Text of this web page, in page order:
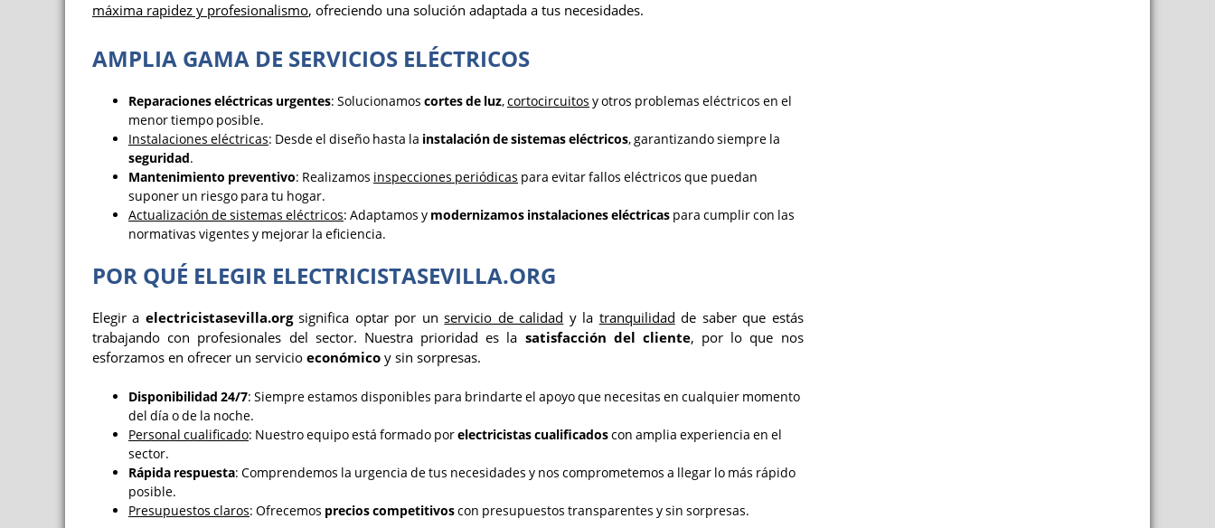
máxima rapidez y profesionalismo, ofreciendo una solución adaptada a tus necesidades.
AMPLIA GAMA DE SERVICIOS ELÉCTRICOS
Reparaciones eléctricas urgentes: Solucionamos cortes de luz,cortocircuitos y otros problemas eléctricos en el
menor tiempo posible.
Instalaciones eléctricas: Desde el diseño hasta la instalación de sistemas eléctricos, garantizando siempre la
seguridad.
Mantenimiento preventivo: Realizamos inspecciones periódicas para evitar fallos eléctricos que puedan
suponer un riesgo para tu hogar.
Actualización de sistemas eléctricos: Adaptamos y modernizamos instalaciones eléctricas para cumplir con las
normativas vigentes y mejorar la eficiencia.
POR QUÉ ELEGIR ELECTRICISTASEVILLA.ORG
Elegir a electricistasevilla.orgsignifica optar por unservicio de calidad y la tranquilidad de saber que estás
trabajando con profesionales del sector. Nuestra prioridad es la satisfacción del cliente, por lo que nos
esforzamos en ofrecer un servicio económico y sin sorpresas.
Disponibilidad 24/7: Siempre estamos disponibles para brindarte el apoyo que necesitas en cualquier momento
del día o de la noche.
Personal cualificado: Nuestro equipo está formado porelectricistas cualificadoscon amplia experiencia en el
sector.
Rápida respuesta: Comprendemos la urgencia de tus necesidades y nos comprometemos a llegar lo más rápido
posible.
Presupuestos claros: Ofrecemos precios competitivoscon presupuestos transparentes y sin sorpresas.